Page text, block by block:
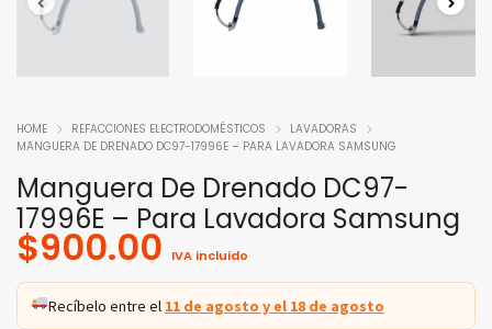
HOME REFACCIONES ELECTRODOMÉSTICOS
LAVADORAS
MANGUERA DE DRENADO DC97-17996E – PARA LAVADORA SAMSUNG
Manguera De Drenado DC97-
17996E – Para Lavadora Samsung
$900.00 IVA incluido
Recíbelo entre el 11 de agosto y el 18 de agosto